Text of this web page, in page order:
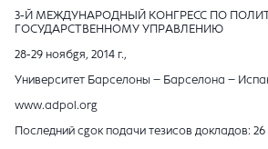
3-Й МЕЖДУНАРОДНЫЙ КОНГРЕСС ПО
ГОСУДАРСТВЕННОМУ УПРАВЛЕНИЮ
28-29 ноябgя, 2014 г.,
Университет Барселоны – Барселона –
www.adpol.org
Последний сgок подачи тезисов докладов: 26